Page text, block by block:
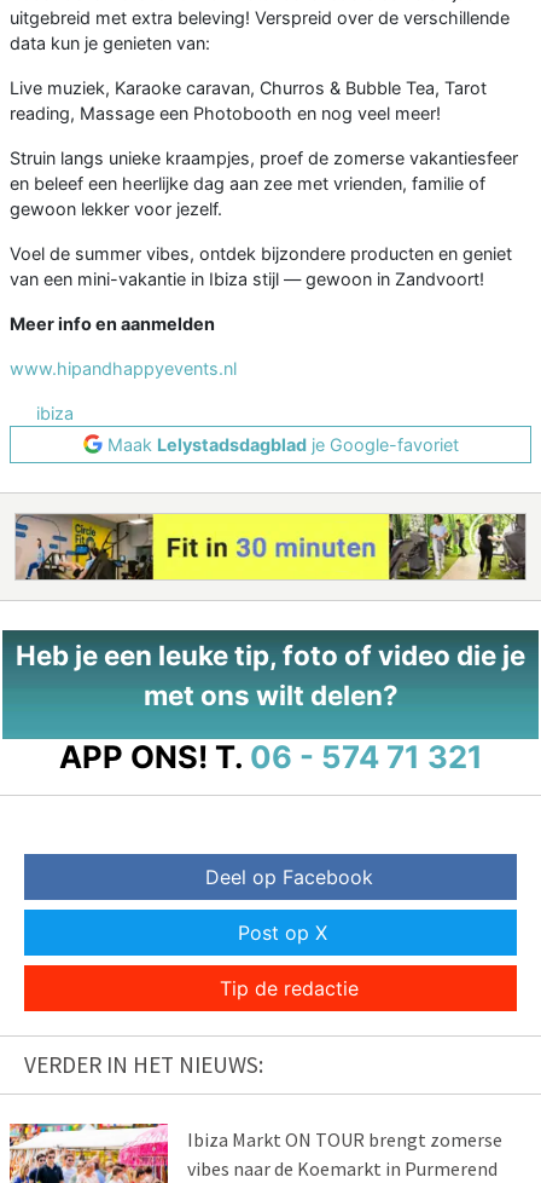
uitgebreid met extra beleving! Verspreid over de verschillende
data kun je genieten van:
Live muziek, Karaoke caravan, Churros & Bubble Tea, Tarot
reading, Massage een Photobooth en nog veel meer!
Struin langs unieke kraampjes, proef de zomerse vakantiesfeer
en beleef een heerlijke dag aan zee met vrienden, familie of
gewoon lekker voor jezelf.
Voel de summer vibes, ontdek bijzondere producten en geniet
van een mini-vakantie in Ibiza stijl — gewoon in Zandvoort!
Meer info en aanmelden
www.hipandhappyevents.nl
ibiza
Maak Lelystadsdagbladje Google-favoriet
Heb je een leuke tip, foto of video die je
met ons wilt delen?
APP ONS! T. 06 - 574 71 321
Deel op Facebook
Post op X
Tip de redactie
VERDER IN HET NIEUWS:
Ibiza Markt ON TOUR brengt zomerse
vibes naar de Koemarkt in Purmerend